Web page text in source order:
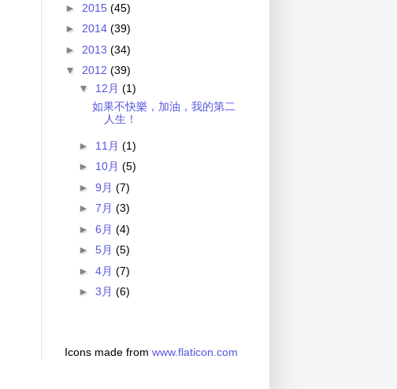
► 2015 (45)
► 2014 (39)
► 2013 (34)
▼ 2012 (39)
▼ 12月 (1)
如果不快樂，加油，我的第二
人生！
► 11月 (1)
► 10月 (5)
► 9月 (7)
► 7月 (3)
► 6月 (4)
► 5月 (5)
► 4月 (7)
► 3月 (6)
Icons made from www.flaticon.com